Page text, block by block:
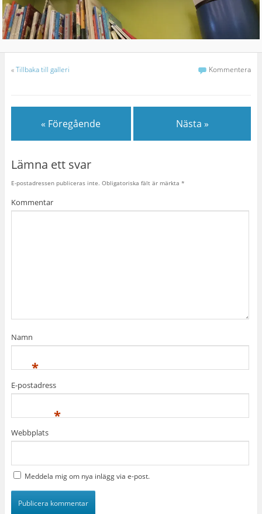
«Tillbaka till galleri Kommentera
« Föregående Nästa »
Lämna ett svar
E-postadressen publiceras inte. Obligatoriska fält är märkta *
Kommentar
Namn
*
E-postadress
*
Webbplats
Meddela mig om nya inlägg via e-post.